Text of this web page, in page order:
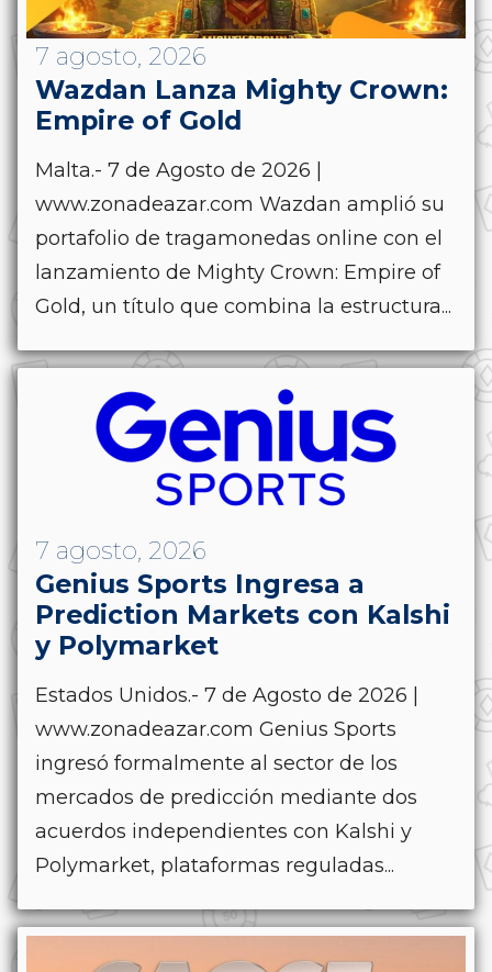
7 agosto, 2026
Wazdan Lanza Mighty Crown:
Empire of Gold
Malta.- 7 de Agosto de 2026 |
www.zonadeazar.com Wazdan amplió su
portafolio de tragamonedas online con el
lanzamiento de Mighty Crown: Empire of
Gold, un título que combina la estructura...
7 agosto, 2026
Genius Sports Ingresa a
Prediction Markets con Kalshi
y Polymarket
Estados Unidos.- 7 de Agosto de 2026 |
www.zonadeazar.com Genius Sports
ingresó formalmente al sector de los
mercados de predicción mediante dos
acuerdos independientes con Kalshi y
Polymarket, plataformas reguladas...